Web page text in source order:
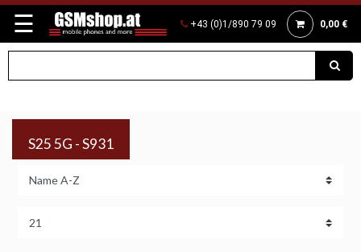
☰ +43 (0)1/890 79 09 0,00 €
S25 5G - S931